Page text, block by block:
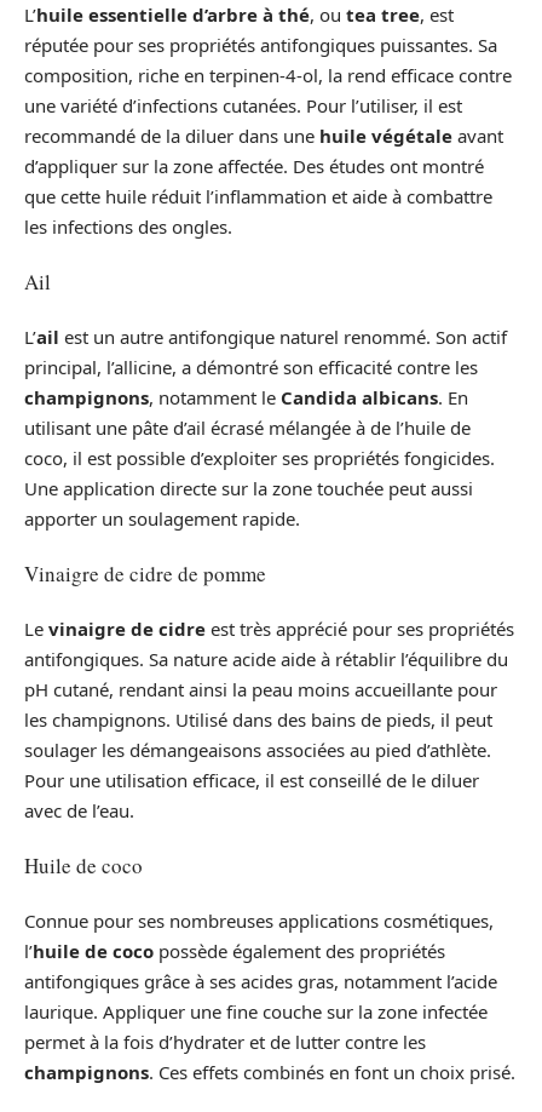
L’huile essentielle d’arbre à thé, ou tea tree, est
réputée pour ses propriétés antifongiques puissantes. Sa
composition, riche en terpinen-4-ol, la rend efficace contre
une variété d’infections cutanées. Pour l’utiliser, il est
recommandé de la diluer dans une huile végétale avant
d’appliquer sur la zone affectée. Des études ont montré
que cette huile réduit l’inflammation et aide à combattre
les infections des ongles.
Ail
L’ail est un autre antifongique naturel renommé. Son actif
principal, l’allicine, a démontré son efficacité contre les
champignons, notamment le Candida albicans. En
utilisant une pâte d’ail écrasé mélangée à de l’huile de
coco, il est possible d’exploiter ses propriétés fongicides.
Une application directe sur la zone touchée peut aussi
apporter un soulagement rapide.
Vinaigre de cidre de pomme
Le vinaigre de cidre est très apprécié pour ses propriétés
antifongiques. Sa nature acide aide à rétablir l’équilibre du
pH cutané, rendant ainsi la peau moins accueillante pour
les champignons. Utilisé dans des bains de pieds, il peut
soulager les démangeaisons associées au pied d’athlète.
Pour une utilisation efficace, il est conseillé de le diluer
avec de l’eau.
Huile de coco
Connue pour ses nombreuses applications cosmétiques,
l’huile de coco possède également des propriétés
antifongiques grâce à ses acides gras, notamment l’acide
laurique. Appliquer une fine couche sur la zone infectée
permet à la fois d’hydrater et de lutter contre les
champignons. Ces effets combinés en font un choix prisé.